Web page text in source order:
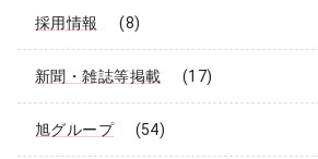
採用情報 (8)
新聞・雑誌等掲載 (17)
旭グループ (54)